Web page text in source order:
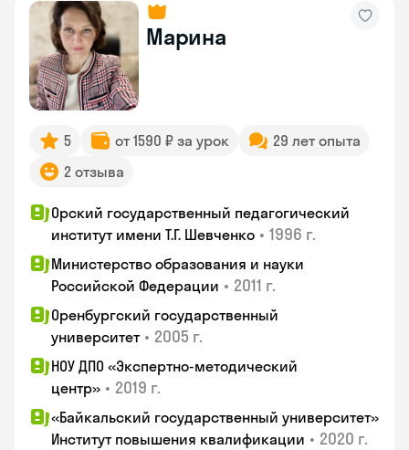
Марина
5 от 1590 ₽ за урок
29 лет опыта
2 отзыва
Орский государственный педагогический
институт имени Т.Г. Шевченко • 1996 г.
Министерство образования и науки
Российской Федерации • 2011 г.
Оренбургский государственный
университет • 2005 г.
НОУ ДПО «Экспертно-методический
центр» • 2019 г.
«Байкальский государственный университет»
Институт повышения квалификации • 2020 г.